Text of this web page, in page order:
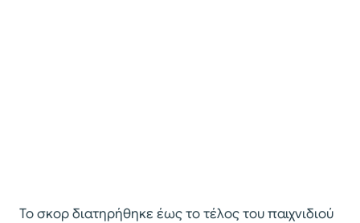
Το σκορ διατηρήθηκε έως το τέλος του παιχνιδιού